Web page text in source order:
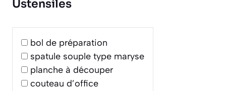
Ustensiles
bol de préparation
spatule souple type maryse
planche à découper
couteau d’office